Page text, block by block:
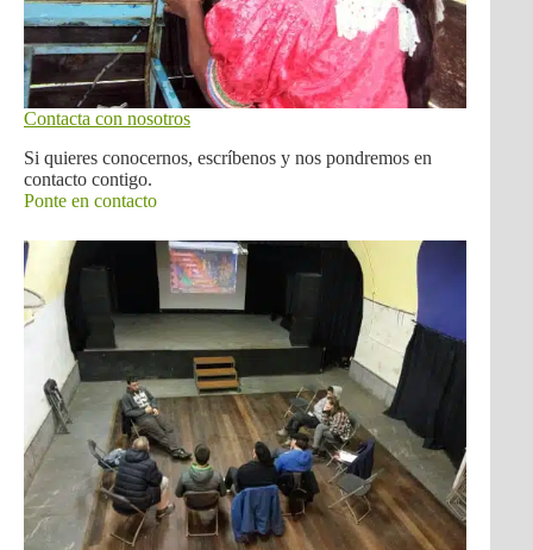
Contacta con nosotros
Si quieres conocernos, escríbenos y nos pondremos en
contacto contigo.
Ponte en contacto